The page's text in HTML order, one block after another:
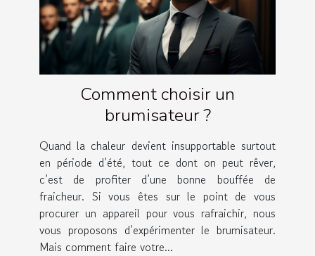
Comment choisir un
brumisateur ?
Quand la chaleur devient insupportable surtout
en période d’été, tout ce dont on peut rêver,
c’est de profiter d’une bonne bouffée de
fraicheur. Si vous êtes sur le point de vous
procurer un appareil pour vous rafraichir, nous
vous proposons d’expérimenter le brumisateur.
Mais comment faire votre...